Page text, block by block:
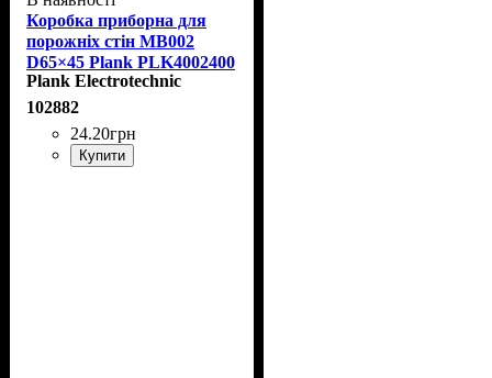
Коробка приборна для
порожніх стін MB002
D65×45 Plank PLK4002400
Plank Electrotechnic
102882
24.20грн
Купити